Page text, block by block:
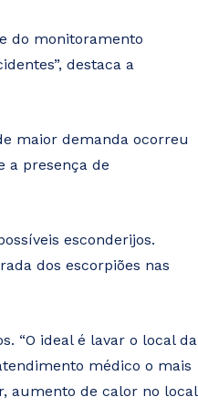
do monitoramento
destaca a
maior demanda ocorreu
a presença de
esconderijos.
dos escorpiões nas
“O ideal é lavar o local da
médico o mais
aumento de calor no local